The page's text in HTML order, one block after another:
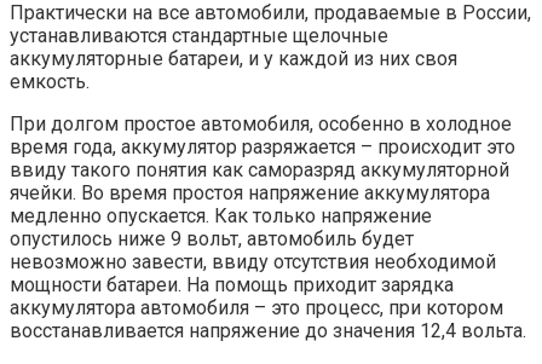
Практически на все автомобили, продаваемые в России,
устанавливаются стандартные щелочные
аккумуляторные батареи, и у каждой из них своя
емкость.
При долгом простое автомобиля, особенно в холодное
время года, аккумулятор разряжается – происходит это
ввиду такого понятия как саморазряд аккумуляторной
ячейки. Во время простоя напряжение аккумулятора
медленно опускается. Как только напряжение
опустилось ниже 9 вольт, автомобиль будет
невозможно завести, ввиду отсутствия необходимой
мощности батареи. На помощь приходит зарядка
аккумулятора автомобиля – это процесс, при котором
восстанавливается напряжение до значения 12,4 вольта.